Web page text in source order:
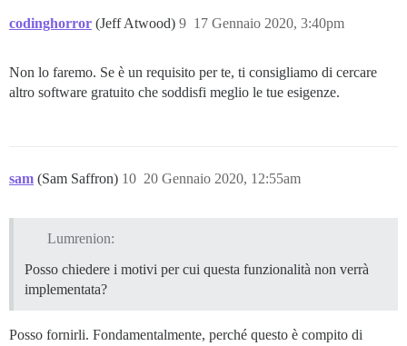
codinghorror (Jeff Atwood) 17 Gennaio 2020, 3:40pm
9
Non lo faremo. Se è un requisito per te, ti consigliamo di cercare
altro software gratuito che soddisfi meglio le tue esigenze.
sam (Sam Saffron) 20 Gennaio 2020, 12:55am
10
Lumrenion:
Posso chiedere i motivi per cui questa funzionalità non verrà
implementata?
Posso fornirli. Fondamentalmente, perché questo è compito di